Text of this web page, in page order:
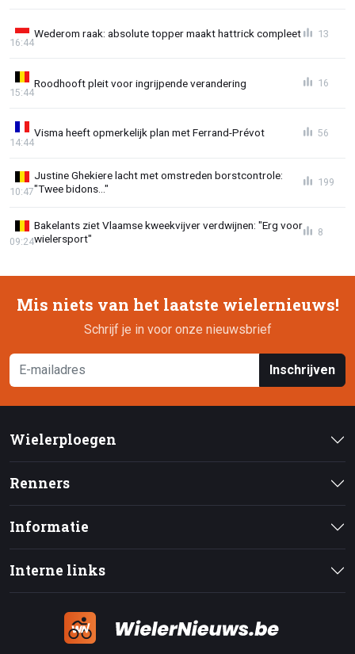
Wederom raak: absolute topper maakt hattrick compleet
16:44
13
Roodhooft pleit voor ingrijpende verandering
15:44
16
Visma heeft opmerkelijk plan met Ferrand-Prévot
14:44
56
Justine Ghekiere lacht met omstreden borstcontrole:
"Twee bidons..."
10:47
199
Bakelants ziet Vlaamse kweekvijver verdwijnen: "Erg voor
wielersport"
09:24
8
Mis niets van het laatste wielernieuws!
Schrijf je in voor onze nieuwsbrief
Inschrijven
Wielerploegen
Renners
Informatie
Interne links